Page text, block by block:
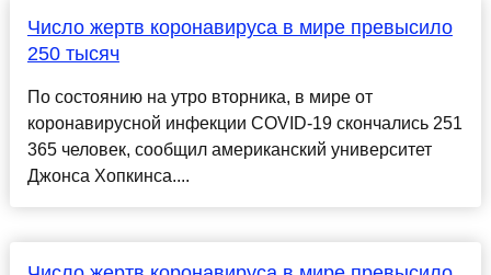
Число жертв коронавируса в мире превысило
250 тысяч
По состоянию на утро вторника, в мире от
коронавирусной инфекции COVID-19 скончались 251
365 человек, сообщил американский университет
Джонса Хопкинса....